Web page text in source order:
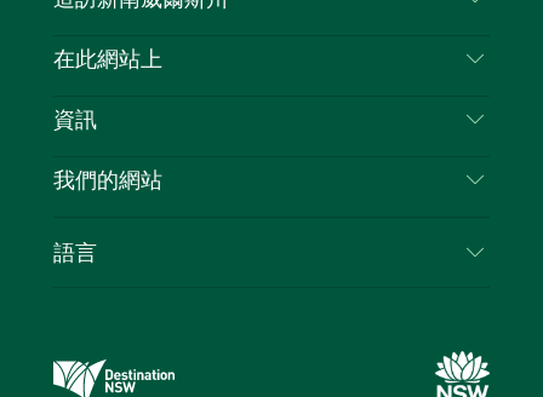
喳
聯絡我們
隱私
Cookie 通知
在此網站上
目的地
新南威爾斯州公路旅行
活動
資訊
旅行資訊
新南威爾斯的商業
我們的網站
語言